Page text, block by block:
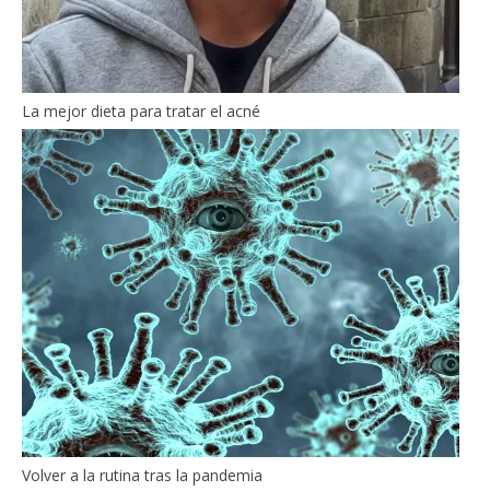
La mejor dieta para tratar el acné
Volver a la rutina tras la pandemia